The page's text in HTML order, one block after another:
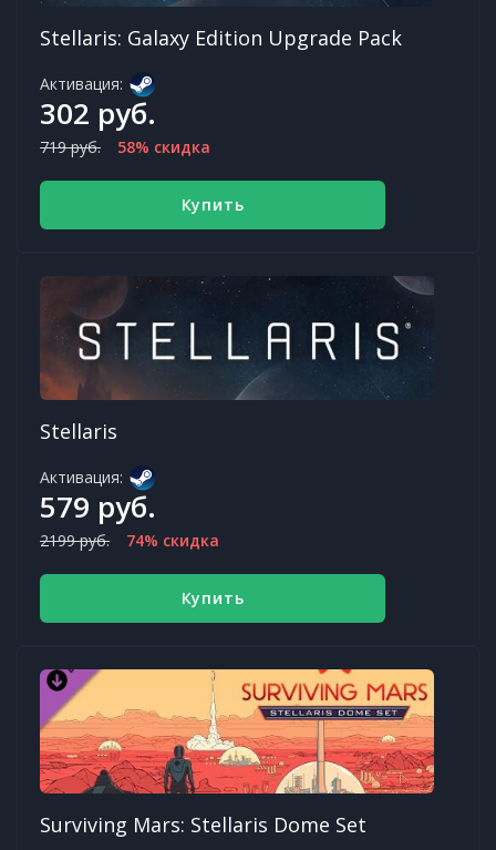
Stellaris: Galaxy Edition Upgrade Pack
Активация:
302 руб.
719 руб. 58% скидка
Купить
Stellaris
Активация:
579 руб.
2199 руб. 74% скидка
Купить
Surviving Mars: Stellaris Dome Set